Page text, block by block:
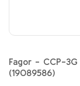
Fagor - CCP-3G
(19089586)